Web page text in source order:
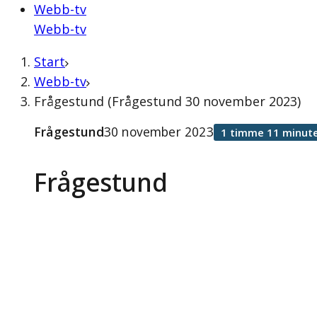
Webb-tv
Webb-tv
Start
Webb-tv
Frågestund (Frågestund 30 november 2023)
Frågestund
Frågestund30 november 2023 1 timme 11